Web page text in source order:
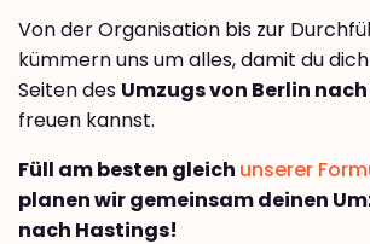
Von der Organisation bis zur
kümmern uns um alles, damit du
Seiten des Umzugs von Berlin
freuen kannst.
Füll am besten gleich unserer
planen wir gemeinsam deinen
nach Hastings!